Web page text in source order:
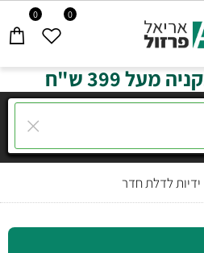
0 0
399 ש"ח
ידיות לדלת חדר